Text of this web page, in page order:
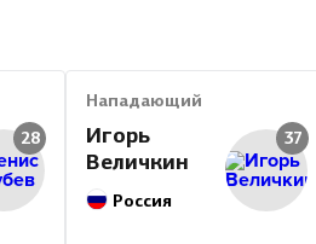
28
Нападающий
Игорь
Величкин
Россия
37